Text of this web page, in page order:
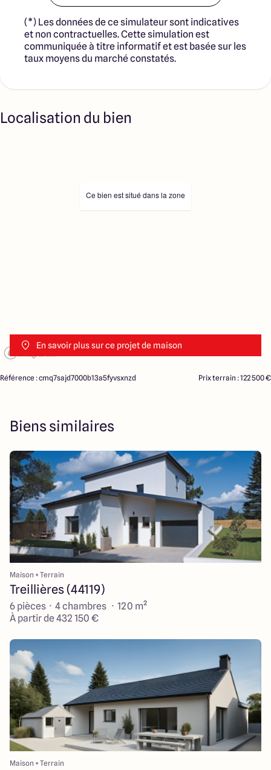
(*) Les données de ce simulateur sont indicatives
et non contractuelles. Cette simulation est
communiquée à titre informatif et est basée sur les
taux moyens du marché constatés.
Localisation du bien
En savoir plus sur ce projet de maison
Ce bien est situé dans la zone
Référence : cmq7sajd7000b13a5fyvsxnzd Prix terrain : 122 500 €
Biens similaires
Maison + Terrain
Treillières (44119)
6 pièces · 4 chambres · 120 m²
À partir de 432 150 €
Maison + Terrain